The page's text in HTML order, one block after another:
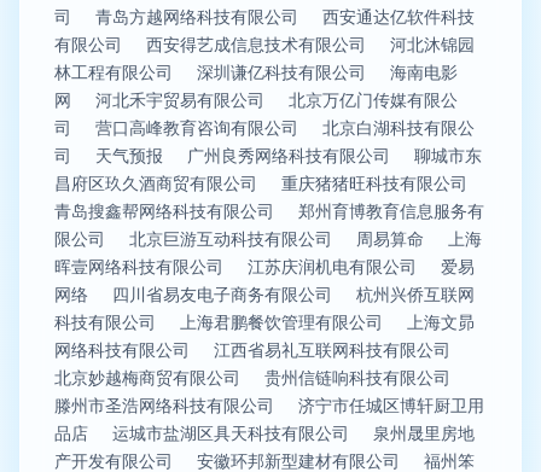
司
青岛方越网络科技有限公司
西安通达亿软件科技
有限公司
西安得艺成信息技术有限公司
河北沐锦园
林工程有限公司
深圳谦亿科技有限公司
海南电影
网
河北禾宇贸易有限公司
北京万亿门传媒有限公
司
营口高峰教育咨询有限公司
北京白湖科技有限公
司
天气预报 广州良秀网络科技有限公司
聊城市东
昌府区玖久酒商贸有限公司
重庆猪猪旺科技有限公司
青岛搜鑫帮网络科技有限公司
郑州育博教育信息服务有
限公司
北京巨游互动科技有限公司 周易算命
上海
晖壹网络科技有限公司
江苏庆润机电有限公司
爱易
网络
四川省易友电子商务有限公司
杭州兴侨互联网
科技有限公司
上海君鹏餐饮管理有限公司
上海文昴
网络科技有限公司
江西省易礼互联网科技有限公司
北京妙越梅商贸有限公司
贵州信链响科技有限公司
滕州市圣浩网络科技有限公司
济宁市任城区博轩厨卫用
品店
运城市盐湖区具天科技有限公司
泉州晟里房地
产开发有限公司
安徽环邦新型建材有限公司
福州笨